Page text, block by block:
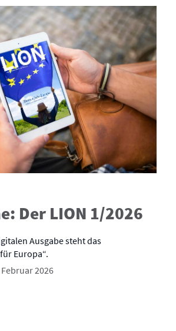
Der LION 1/2026
Ausgabe steht das
Europa“.
2026